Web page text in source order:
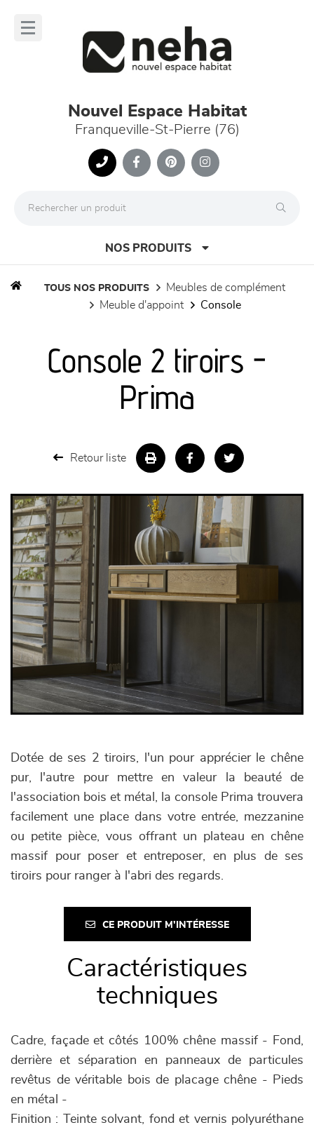
Nouvel Espace Habitat
Franqueville-St-Pierre (76)
NOS PRODUITS
séjours
meubles de complément
décoration
TOUS NOS PRODUITS
meubles de complément
meuble d'appoint
console
Console 2 tiroirs -
Prima
Retour liste
Dotée de ses 2 tiroirs, l'un pour apprécier le chêne
pur, l'autre pour mettre en valeur la beauté de
l'association bois et métal, la console Prima trouvera
facilement une place dans votre entrée, mezzanine
ou petite pièce, vous offrant un plateau en chêne
massif pour poser et entreposer, en plus de ses
tiroirs pour ranger à l'abri des regards.
CE PRODUIT M'INTÉRESSE
Caractéristiques
techniques
Cadre, façade et côtés 100% chêne massif - Fond,
derrière et séparation en panneaux de particules
revêtus de véritable bois de placage chêne - Pieds
en métal -
Finition : Teinte solvant, fond et vernis polyuréthane